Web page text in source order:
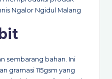
Ngalor Ngidul Malang
sembarang bahan. Ini
gramasi 115gsm yang